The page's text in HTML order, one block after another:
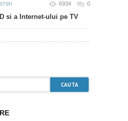
STIRI 6934 0
si a Internet-ului pe TV